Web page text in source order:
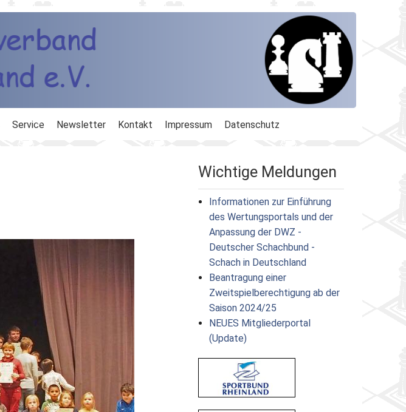
Service
Schachlinks
Formulare
Newsletter Kontakt Impressum Datenschutz
Wichtige Meldungen
Informationen zur Einführung
des Wertungsportals und der
Anpassung der DWZ -
Deutscher Schachbund -
Schach in Deutschland
Beantragung einer
Zweitspielberechtigung ab der
Saison 2024/25
NEUES Mitgliederportal
(Update)